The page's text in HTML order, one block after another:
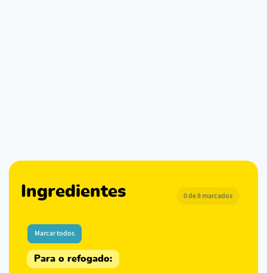
Ingredientes 0 de 8 marcados
Marcar todos
Para o refogado: